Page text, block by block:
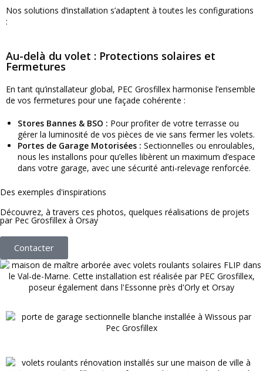
Nos solutions d’installation s’adaptent à toutes les configurations
:
Au-delà du volet : Protections solaires et
Fermetures
En tant qu’installateur global, PEC Grosfillex harmonise l’ensemble
de vos fermetures pour une façade cohérente :
Stores Bannes & BSO : Pour profiter de votre terrasse ou
gérer la luminosité de vos pièces de vie sans fermer les volets.
Portes de Garage Motorisées : Sectionnelles ou enroulables,
nous les installons pour qu’elles libèrent un maximum d’espace
dans votre garage, avec une sécurité anti-relevage renforcée.
Des exemples d'inspirations
Découvrez, à travers ces photos, quelques réalisations de projets
par Pec Grosfillex à Orsay
Contacter